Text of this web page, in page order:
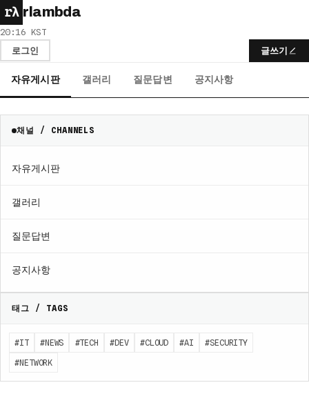
rλ rlambda
20:16 KST
로그인
글쓰기
자유게시판 갤러리 질문답변 공지사항
채널 / CHANNELS
자유게시판
갤러리
질문답변
공지사항
태그 / TAGS
#IT #NEWS #TECH #DEV #CLOUD #AI #SECURITY
#NETWORK